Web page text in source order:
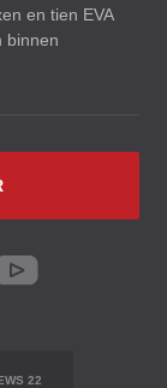
en tien EVA
binnen
22